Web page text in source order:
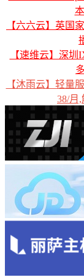
【六六云】英国
【速维云】深
【沐雨云】轻量
38/月